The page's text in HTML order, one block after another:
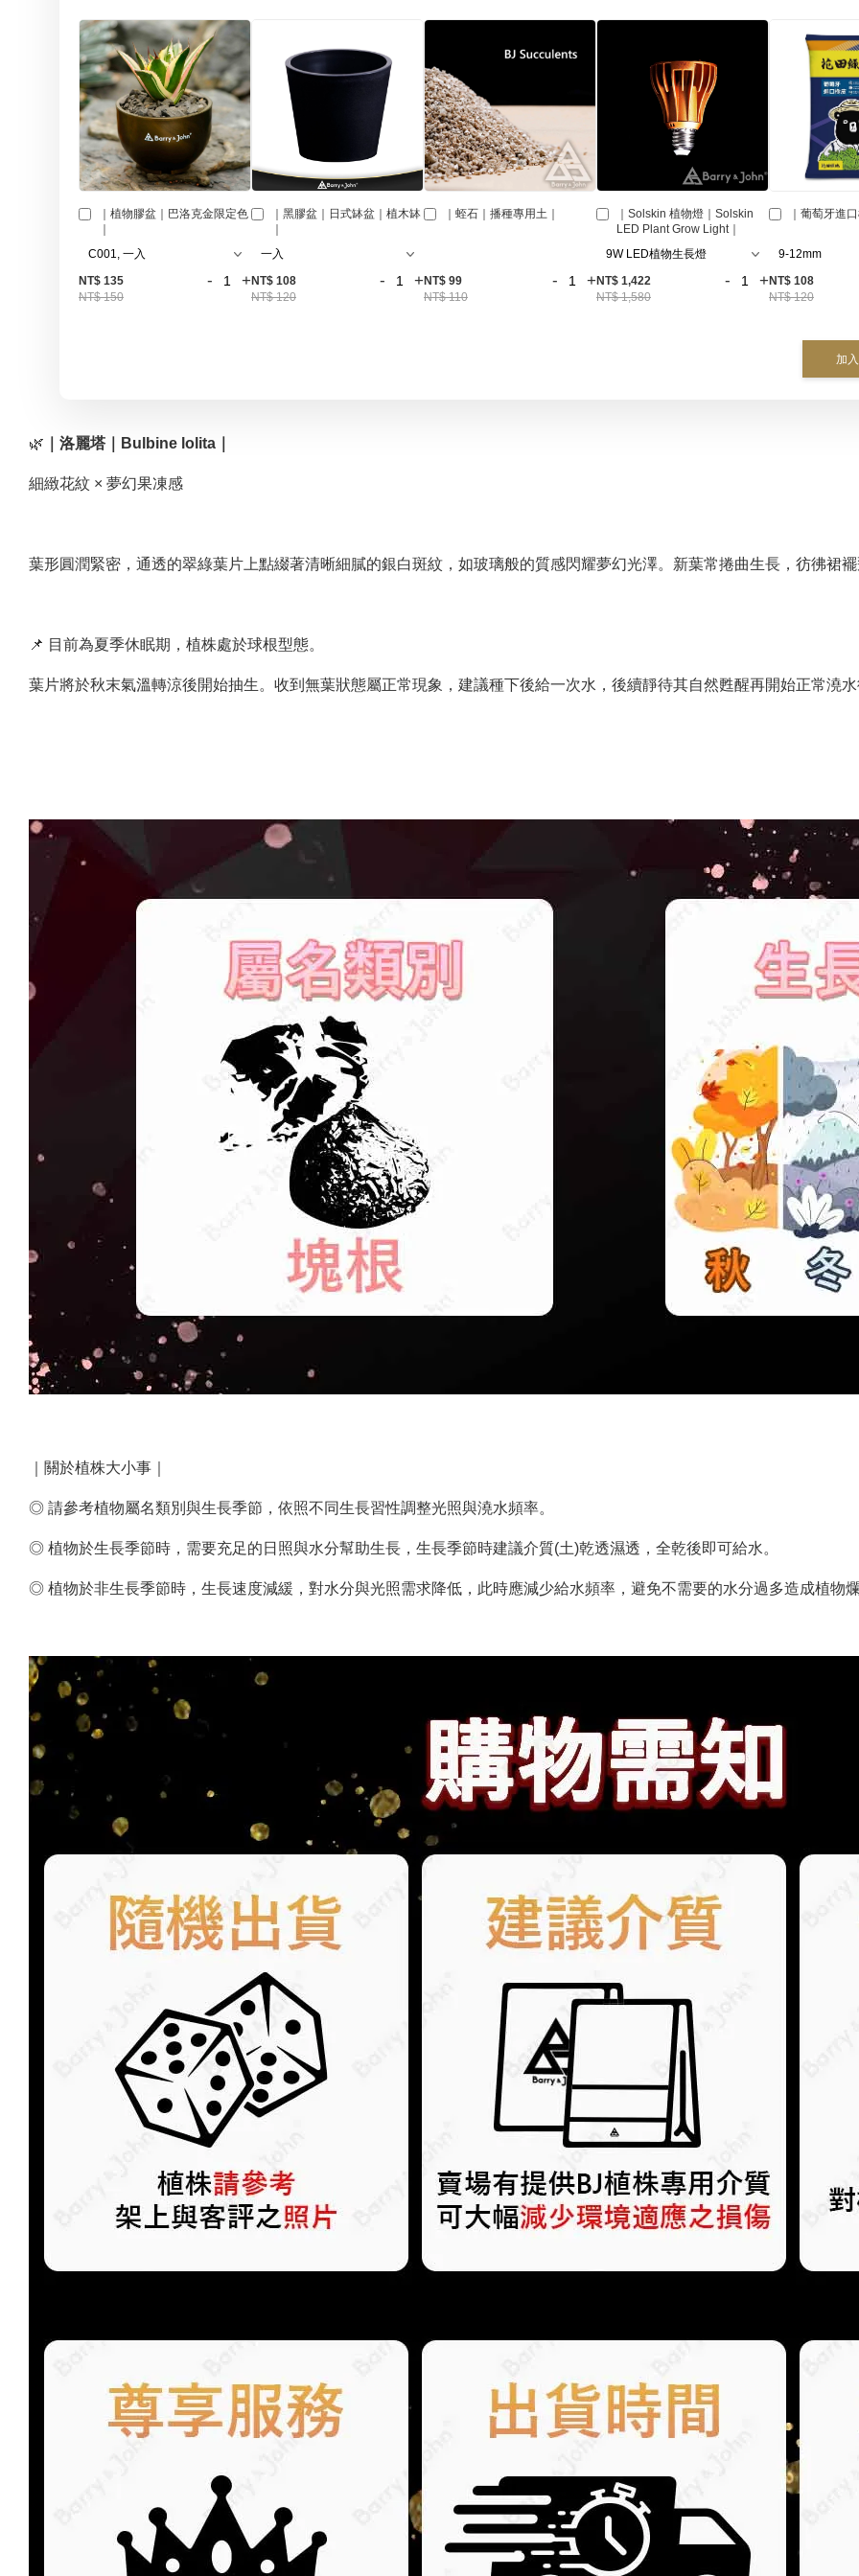
｜植物膠盆｜巴洛克金限定色
NT$ 135
NT$ 150
- +
｜黑膠盆｜日式缽盆｜植木缽
NT$ 108
NT$ 120
- +
｜蛭石｜播種專用土｜
NT$ 99
NT$ 110
- +
｜Solskin 植物燈｜Solskin
LED Plant Grow Light｜
NT$ 1,422
NT$ 1,580
- +
｜葡萄牙進
NT$ 108
NT$ 120
加
🌿 ｜洛麗塔｜Bulbine lolita｜
細緻花紋 × 夢幻果凍感
葉形圓潤緊密，通透的翠綠葉片上點綴著清晰細膩的銀白斑紋，如玻璃般的質感閃耀夢幻光澤。新葉常捲曲生長，彷彿裙
📌 目前為夏季休眠期，植株處於球根型態。
葉片將於秋末氣溫轉涼後開始抽生。收到無葉狀態屬正常現象，建議種下後給一次水，後續靜待其自然甦醒再開始正常澆
｜關於植株大小事｜
◎ 請參考植物屬名類別與生長季節，依照不同生長習性調整光照與澆水頻率。
◎ 植物於生長季節時，需要充足的日照與水分幫助生長，生長季節時建議介質(土)乾透濕透，全乾後即可給水。
◎ 植物於非生長季節時，生長速度減緩，對水分與光照需求降低，此時應減少給水頻率，避免不需要的水分過多造成植物